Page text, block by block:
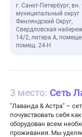
г. Санкт-Петербург, вн.
муниципальный округ
Финляндский Округ,
Свердловская
14/2, литера А,
помещ. 24-Н
3 место: Сеть
"Лаванда & Астра" –
почувствовать себя
оборудован всем
проживания. Мы